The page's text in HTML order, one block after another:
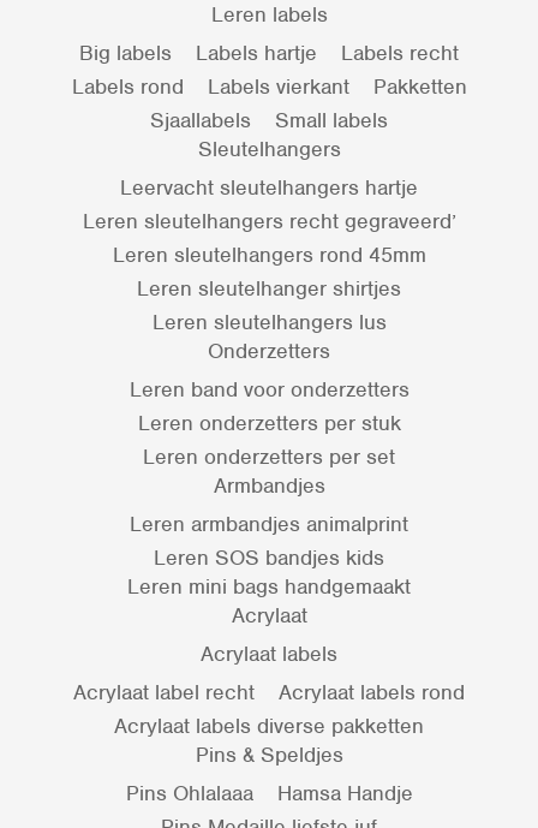
Leren labels
Big labels
Labels hartje
Labels recht
Labels rond
Labels vierkant
Pakketten
Sjaallabels
Small labels
Sleutelhangers
Leervacht sleutelhangers hartje
Leren sleutelhangers recht gegraveerd’
Leren sleutelhangers rond 45mm
Leren sleutelhanger shirtjes
Leren sleutelhangers lus
Onderzetters
Leren band voor onderzetters
Leren onderzetters per stuk
Leren onderzetters per set
Armbandjes
Leren armbandjes animalprint
Leren SOS bandjes kids
Leren mini bags handgemaakt
Acrylaat
Acrylaat labels
Acrylaat label recht
Acrylaat labels rond
Acrylaat labels diverse pakketten
Pins & Speldjes
Pins Ohlalaaa
Hamsa Handje